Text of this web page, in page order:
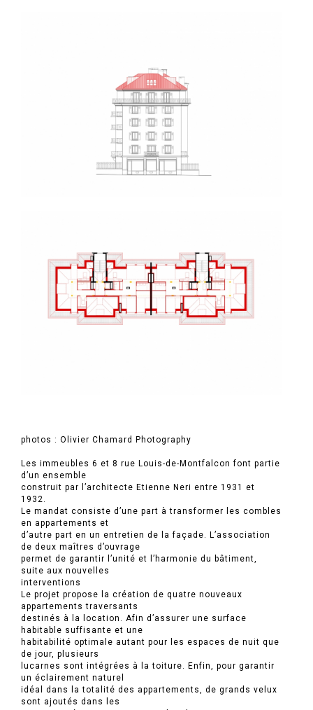
photos : Olivier Chamard Photography
Les immeubles 6 et 8 rue Louis-de-Montfalcon font partie
d’un ensemble
construit par l’architecte Etienne Neri entre 1931 et
1932.
Le mandat consiste d’une part à transformer les combles
en appartements et
d’autre part en un entretien de la façade. L’association
de deux maîtres d’ouvrage
permet de garantir l’unité et l’harmonie du bâtiment,
suite aux nouvelles
interventions
Le projet propose la création de quatre nouveaux
appartements traversants
destinés à la location. Afin d’assurer une surface
habitable suffisante et une
habitabilité optimale autant pour les espaces de nuit que
de jour, plusieurs
lucarnes sont intégrées à la toiture. Enfin, pour garantir
un éclairement naturel
idéal dans la totalité des appartements, de grands velux
sont ajoutés dans les